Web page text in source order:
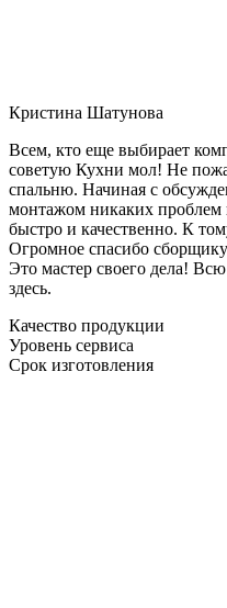
Кристина Шатунова
Всем, кто еще выбирает
советую Кухни мол! Не
спальню. Начиная с
монтажом никаких проблем
быстро и качественно. К
Огромное спасибо сборщику
Это мастер своего дела! Всю
здесь.
Качество продукции
Уровень сервиса
Срок изготовления